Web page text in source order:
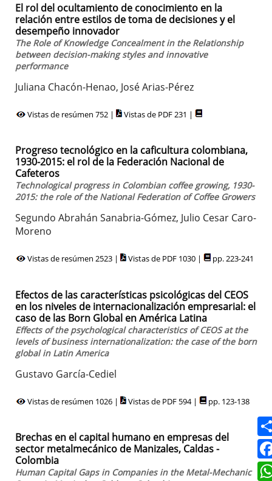
El rol del ocultamiento de conocimiento en la
relación entre estilos de toma de decisiones y el
desempeño innovador
The Role of Knowledge Concealment in the Relationship
between decision-making styles and innovative
performance
Juliana Chacón-Henao, José Arias-Pérez
Vistas de resúmen 752 | Vistas de PDF 231 |
Progreso tecnológico en la caficultura colombiana,
1930-2015: el rol de la Federación Nacional de
Cafeteros
Technological progress in Colombian coffee growing, 1930-
2015: the role of the National Federation of Coffee Growers
Segundo Abrahán Sanabria-Gómez, Julio Cesar Caro-
Moreno
Vistas de resúmen 2523 | Vistas de PDF 1030 | pp. 223-241
Efectos de las características psicológicas del CEOS
en los niveles de internacionalización empresarial: el
caso de las Born Global en América Latina
Effects of the psychological characteristics of CEOS at the
levels of business internationalization: the case of the born
global in Latin America
Gustavo García-Cediel
Vistas de resúmen 1026 | Vistas de PDF 594 | pp. 123-138
Brechas en el capital humano en empresas del
sector metalmecánico de Manizales, Caldas -
Colombia
Human Capital Gaps in Companies in the Metal-Mechanic